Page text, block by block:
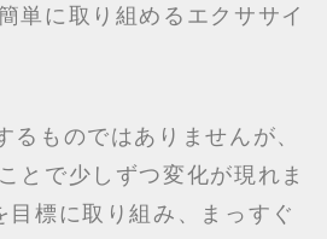
単に取り組めるエクササイ
るものではありませんが、
とで少しずつ変化が現れま
目標に取り組み、まっすぐ